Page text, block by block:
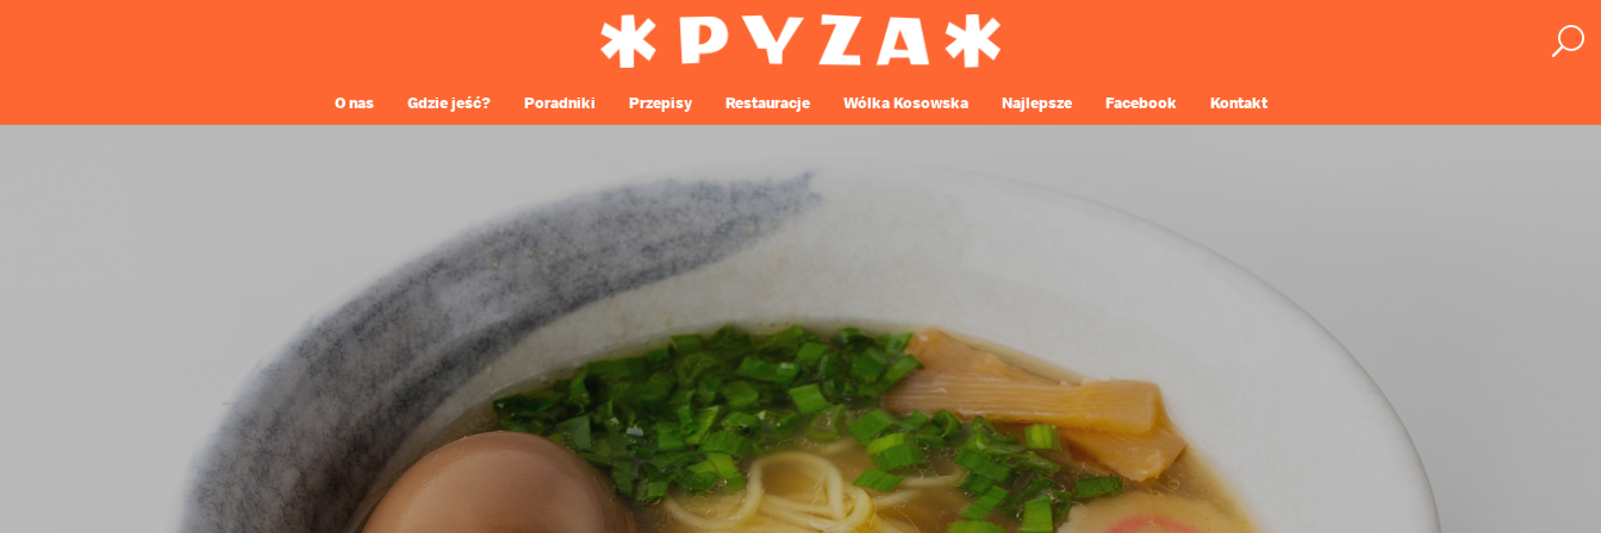
O nas Gdzie jeść? Poradniki Przepisy Restauracje Wólka Kosowska Najlepsze Facebook Kontakt